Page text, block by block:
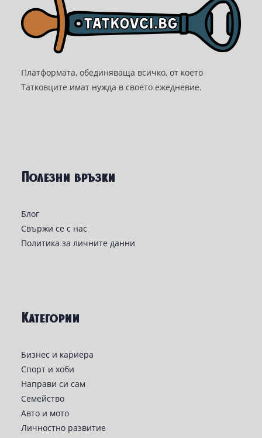
Платформата, обединяваща всичко, от което
Татковците имат нужда в своето ежедневие.
Полезни връзки
Блог
Свържи се с нас
Политика за личните данни
Категории
Бизнес и кариера
Спорт и хоби
Направи си сам
Семейство
Авто и мото
Личностно развитие